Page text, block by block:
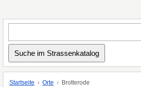
Startseite Orte Brotterode